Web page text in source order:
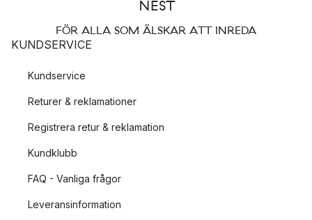
FÖR ALLA SOM ÄLSKAR ATT INREDA
KUNDSERVICE
Kundservice
Returer & reklamationer
Registrera retur & reklamation
Kundklubb
FAQ - Vanliga frågor
Leveransinformation